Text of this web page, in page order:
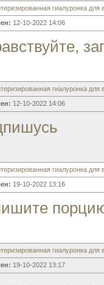
гиалуронка для
12-10-2022 14:06
гиалуронка для
12-10-2022 14:06
гиалуронка для
19-10-2022 13:16
гиалуронка для
19-10-2022 13:17